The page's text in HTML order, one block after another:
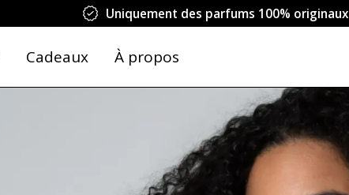
Uniquement des parfums 100% originaux
Cadeaux À propos